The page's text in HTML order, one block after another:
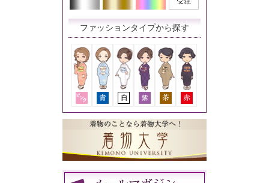
ファッションタイプから探す